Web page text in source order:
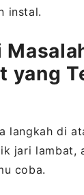
instal.
yang
langkah di
jari lambat,
coba.